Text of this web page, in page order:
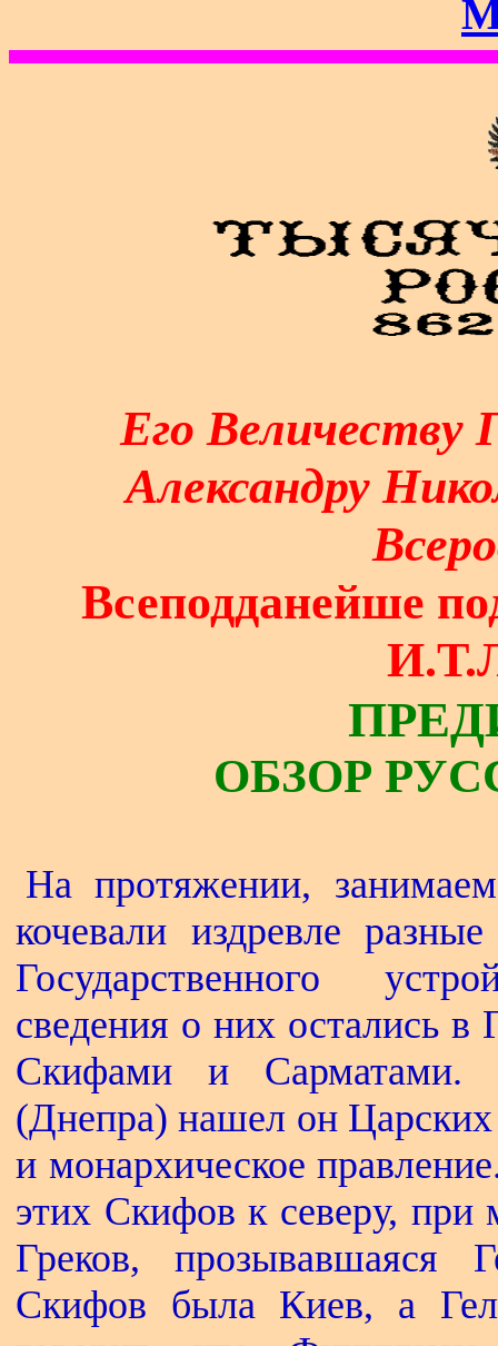
Его Величеству
Александру
Всеподданейше
ОБЗОР
На протяжении,
кочевали издревле
Государственного
сведения о них остались в
Скифами и Сарматами.
(Днепра) нашел он
и монархическое
этих Скифов к северу, при
Греков, прозывавшаяся
Скифов была Киев, а